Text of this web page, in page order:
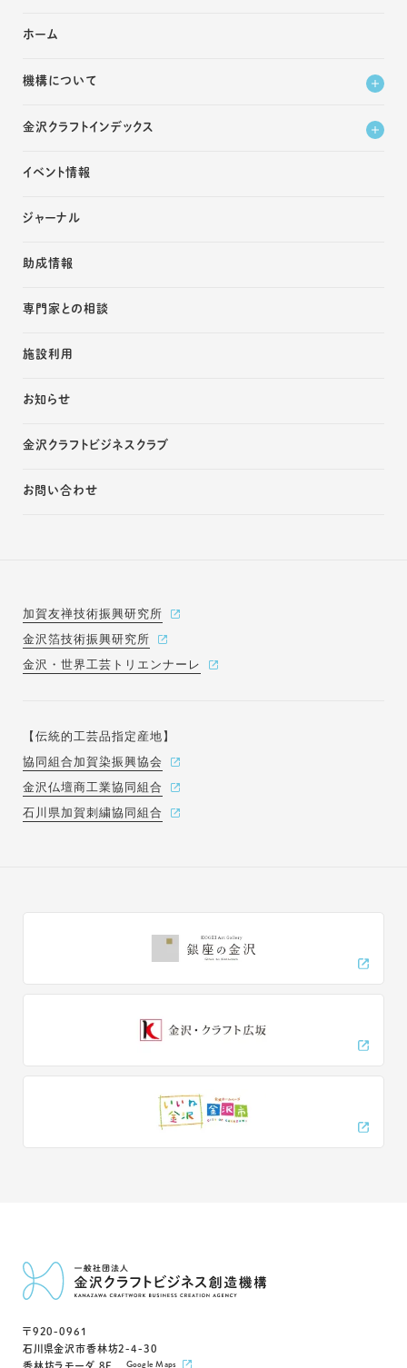
ホーム
機構について
金沢クラフトインデックス
イベント情報
ジャーナル
助成情報
専門家との相談
施設利用
お知らせ
金沢クラフトビジネスクラブ
お問い合わせ
加賀友禅技術振興研究所
金沢箔技術振興研究所
金沢・世界工芸トリエンナーレ
【伝統的工芸品指定産地】
協同組合加賀染振興協会
金沢仏壇商工業協同組合
石川県加賀刺繍協同組合
〒920-0961
石川県金沢市香林坊2-4-30
香林坊ラモーダ 8F
Google Maps